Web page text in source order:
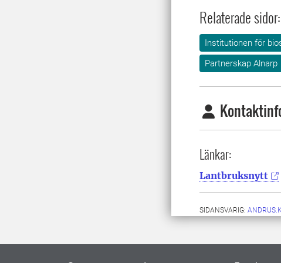
Relaterade sidor:
Institutionen för
Partnerskap Alnarp
Länkar:
Lantbruksnytt
SIDANSVARIG: